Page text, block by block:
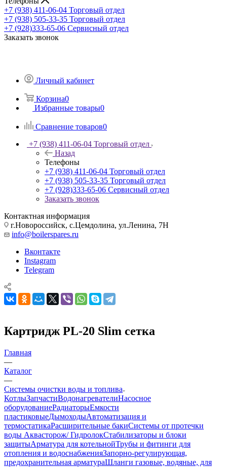
+7 (938) 411-06-04 Торговый отдел
+7 (938) 505-33-35 Торговый отдел
+7 (928)333-65-06 Сервисный отдел
Заказать звонок
Личный кабинет
Корзина0
Избранные товары0
Сравнение товаров0
+7 (938) 411-06-04 Торговый отдел
Назад
Телефоны
+7 (938) 411-06-04 Торговый отдел
+7 (938) 505-33-35 Торговый отдел
+7 (928)333-65-06 Сервисный отдел
Заказать звонок
Контактная информация
г.Новороссийск, с.Цемдолина, ул.Ленина, 7Н
info@boilerspares.ru
Вконтакте
Instagram
Telegram
Картридж PL-20 Slim сетка
Главная
—
Каталог
—
Системы очистки воды и топлива
КотлыЗапчастиВодонагревателиНасосное
оборудованиеРадиаторыЕмкости
пластиковыеДымоходыАвтоматизация и
термостатикаРасширительные бакиСистемы от протечки
воды Аквасторож/ ГидролокСтабилизаторы и блоки
защитыАрматура для котельнойТрубы и фитинги для
отопления и водоснабженияЗапорно-регулирующая,
предохранительная арматураШланги газовые, водяные, для